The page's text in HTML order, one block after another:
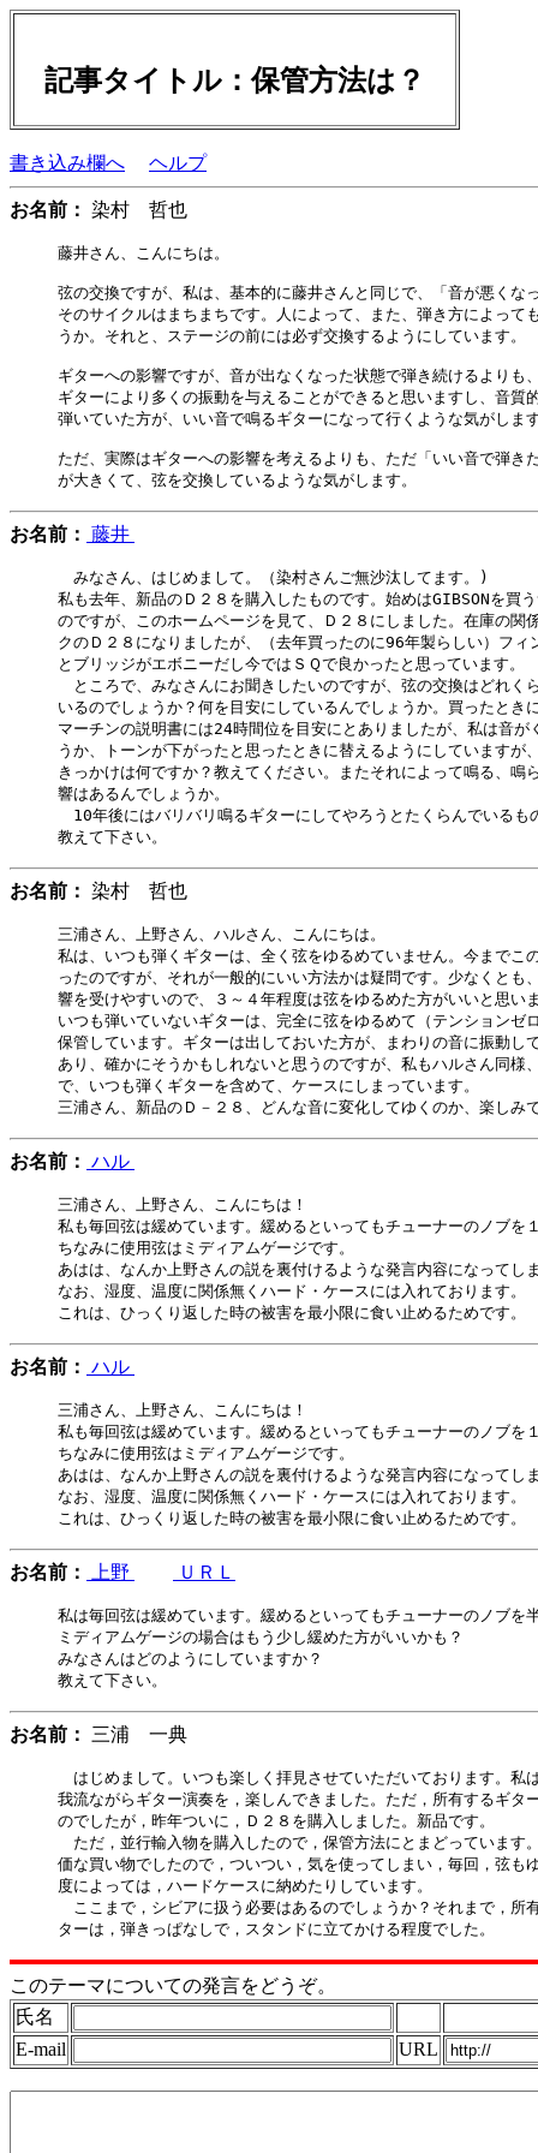
記事タイトル：保管方法は？
書き込み欄へ ヘルプ
お名前： 染村 哲也
藤井さん、こんにちは。
弦の交換ですが、私は、基本的に藤井さんと同じで、「音が悪くな
そのサイクルはまちまちです。人によって、また、弾き方によって
うか。それと、ステージの前には必ず交換するようにしています。
ギターへの影響ですが、音が出なくなった状態で弾き続けるよりも
ギターにより多くの振動を与えることができると思いますし、音質
弾いていた方が、いい音で鳴るギターになって行くような気がしま
ただ、実際はギターへの影響を考えるよりも、ただ「いい音で弾き
お名前： 藤井
みなさん、はじめまして。（染村さんご無沙汰してます。)
私も去年、新品のＤ２８を購入したものです。始めはGIBSONを買
のですが、このホームページを見て、Ｄ２８にしました。在庫の関
クのＤ２８になりましたが、（去年買ったのに96年製らしい）フィ
とブリッジがエボニーだし今ではＳＱで良かったと思っています。
ところで、みなさんにお聞きしたいのですが、弦の交換はどれく
いるのでしょうか？何を目安にしているんでしょうか。買ったとき
マーチンの説明書には24時間位を目安にとありましたが、私は音が
うか、トーンが下がったと思ったときに替えるようにしていますが
きっかけは何ですか？教えてください。またそれによって鳴る、鳴
響はあるんでしょうか。
10年後にはバリバリ鳴るギターにしてやろうとたくらんでいるも
お名前： 染村 哲也
三浦さん、上野さん、ハルさん、こんにちは。
私は、いつも弾くギターは、全く弦をゆるめていません。今までこ
ったのですが、それが一般的にいい方法かは疑問です。少なくとも
響を受けやすいので、３～４年程度は弦をゆるめた方がいいと思い
いつも弾いていないギターは、完全に弦をゆるめて（テンションゼ
保管しています。ギターは出しておいた方が、まわりの音に振動し
あり、確かにそうかもしれないと思うのですが、私もハルさん同様
で、いつも弾くギターを含めて、ケースにしまっています。
お名前： ハル
三浦さん、上野さん、こんにちは！
私も毎回弦は緩めています。緩めるといってもチューナーのノブを
ちなみに使用弦はミディアムゲージです。
あはは、なんか上野さんの説を裏付けるような発言内容になってし
なお、湿度、温度に関係無くハード・ケースには入れております。
お名前： ハル
三浦さん、上野さん、こんにちは！
私も毎回弦は緩めています。緩めるといってもチューナーのノブを
ちなみに使用弦はミディアムゲージです。
あはは、なんか上野さんの説を裏付けるような発言内容になってし
なお、湿度、温度に関係無くハード・ケースには入れております。
お名前： 上野 ＵＲＬ
私は毎回弦は緩めています。緩めるといってもチューナーのノブ
ミディアムゲージの場合はもう少し緩めた方がいいかも？
みなさんはどのようにしていますか？
お名前： 三浦 一典
はじめまして。いつも楽しく拝見させていただいております。私
我流ながらギター演奏を，楽しんできました。ただ，所有するギタ
のでしたが，昨年ついに，Ｄ２８を購入しました。新品です。
ただ，並行輸入物を購入したので，保管方法にとまどっています
価な買い物でしたので，ついつい，気を使ってしまい，毎回，弦も
度によっては，ハードケースに納めたりしています。
ここまで，シビアに扱う必要はあるのでしょうか？それまで，所
このテーマについての発言をどうぞ。
氏名
E-mail
URL